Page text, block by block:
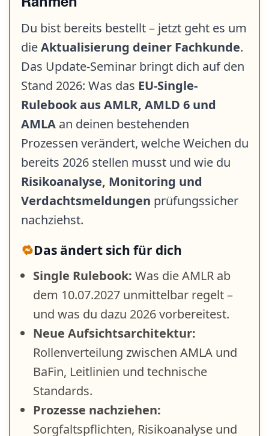
Du bist bereits bestellt – jetzt geht es um
dieAktualisierung deiner Fachkunde.
Das Update-Seminar bringt dich auf den
Stand 2026: Was das EU-Single-
Rulebook aus AMLR, AMLD 6 und
AMLAan deinen bestehenden
Prozessen verändert, welche Weichen du
bereits 2026 stellen musst und wie du
Risikoanalyse, Monitoring und
Verdachtsmeldungen prüfungssicher
nachziehst.
🔁Das ändert sich für dich
Single Rulebook: Was die AMLR ab
dem 10.07.2027 unmittelbar regelt –
und was du dazu 2026 vorbereitest.
Neue Aufsichtsarchitektur:
Rollenverteilung zwischen AMLA und
BaFin, Leitlinien und technische
Standards.
Prozesse nachziehen:
Sorgfaltspflichten, Risikoanalyse und